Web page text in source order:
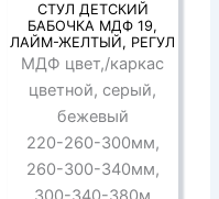
СТУЛ ДЕТСКИЙ
БАБОЧКА МДФ 19,
ЛАЙМ-ЖЕЛТЫЙ, РЕГУЛ
МДФ цвет,/каркас
цветной, серый,
бежевый
220-260-300мм,
260-300-340мм,